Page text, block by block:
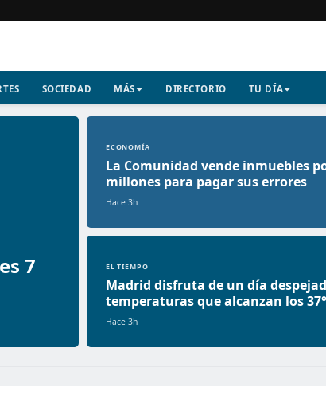
SOCIEDAD MÁS DIRECTORIO TU DÍA
7
ECONOMÍA
La Comunidad vende inmuebles
millones para pagar sus errores
Hace 3h
EL TIEMPO
Madrid disfruta de un día
temperaturas que alcanzan los
Hace 3h